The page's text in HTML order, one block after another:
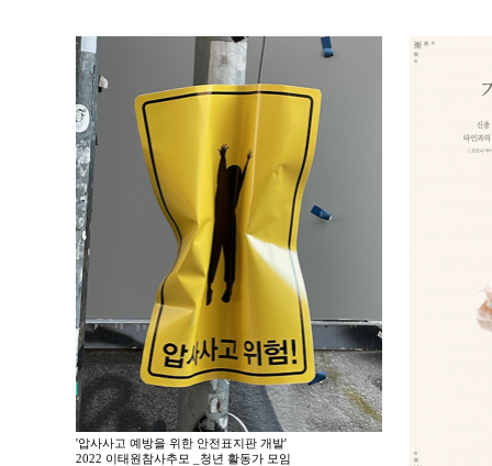
'압사사고 예방을 위한 안전표지판 개발'
2022 이태원참사추모 _청년 활동가 모임